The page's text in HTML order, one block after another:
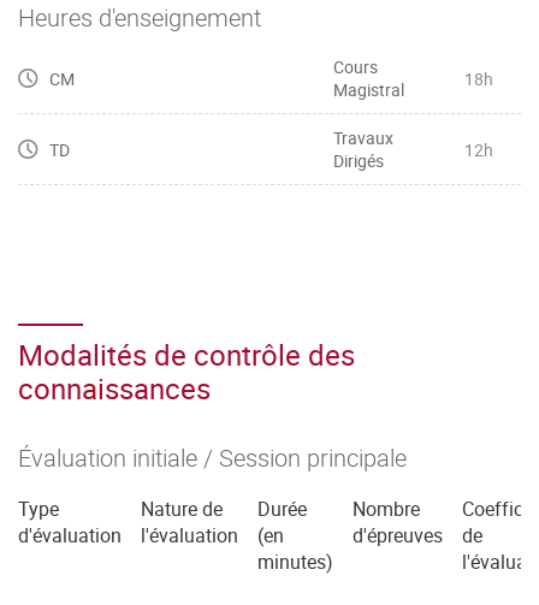
Heures d'enseignement
CM
Cours
Magistral
18h
TD
Travaux
Dirigés
12h
Modalités de contrôle des
connaissances
Évaluation initiale / Session principale
Type
d'évaluation
Nature de
l'évaluation
Durée
(en
minutes)
Nombre
d'épreuves
de